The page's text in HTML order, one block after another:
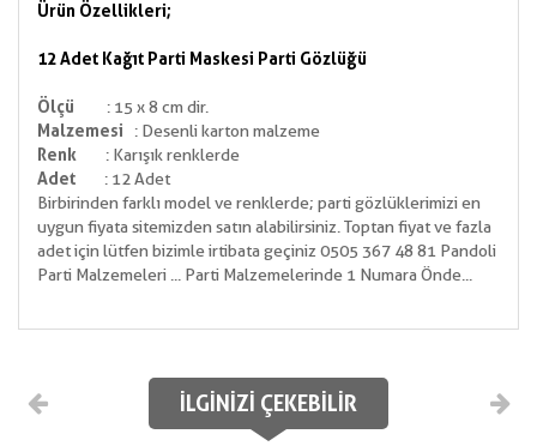
Ürün Özellikleri;
12 Adet Kağıt Parti Maskesi Parti Gözlüğü
Ölçü
: 15 x 8 cm dir.
Malzemesi
: Desenli karton malzeme
Renk
: Karışık renklerde
Adet
: 12 Adet
Birbirinden farklı model ve renklerde; parti gözlüklerimizi en
uygun fiyata sitemizden satın alabilirsiniz. Toptan fiyat ve fazla
adet için lütfen bizimle irtibata geçiniz 0505 367 48 81 Pandoli
Parti Malzemeleri ... Parti Malzemelerinde 1 Numara Önde...
İLGINIZI ÇEKEBILIR